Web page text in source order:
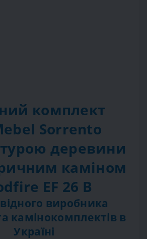
комплект
Sorrento
деревини
каміном
EF 26 B
виробника
камінокомплектів в
Україні